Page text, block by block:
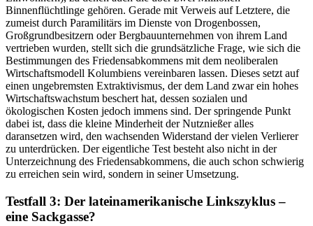
Binnenflüchtlinge gehören. Gerade mit Verweis auf Letztere, die
zumeist durch Paramilitärs im Dienste von Drogenbossen,
Großgrundbesitzern oder Bergbauunternehmen von ihrem Land
vertrieben wurden, stellt sich die grundsätzliche Frage, wie sich die
Bestimmungen des Friedensabkommens mit dem neoliberalen
Wirtschaftsmodell Kolumbiens vereinbaren lassen. Dieses setzt auf
einen ungebremsten Extraktivismus, der dem Land zwar ein hohes
Wirtschaftswachstum beschert hat, dessen sozialen und
ökologischen Kosten jedoch immens sind. Der springende Punkt
dabei ist, dass die kleine Minderheit der Nutznießer alles
daransetzen wird, den wachsenden Widerstand der vielen Verlierer
zu unterdrücken. Der eigentliche Test besteht also nicht in der
Unterzeichnung des Friedensabkommens, die auch schon schwierig
zu erreichen sein wird, sondern in seiner Umsetzung.
Testfall 3: Der lateinamerikanische Linkszyklus –
eine Sackgasse?